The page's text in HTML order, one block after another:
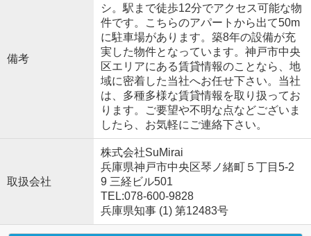
備考
シ。駅まで徒歩12分でアクセス可能な物
件です。こちらのアパートから出て50m
に駐車場があります。築8年の設備が充
実した物件となっています。神戸市中央
区エリアにある賃貸情報のことなら、地
域に密着した当社へお任せ下さい。当社
は、多種多様な賃貸情報を取り扱ってお
ります。ご要望や不明な点などございま
したら、お気軽にご連絡下さい。
取扱会社
株式会社SuMirai
兵庫県神戸市中央区琴ノ緒町５丁目5-2
9 三経ビル501
TEL:078-600-9828
兵庫県知事 (1) 第12483号